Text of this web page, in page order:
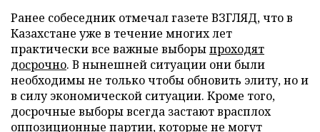
Ранее собеседник отмечал газете ВЗГЛЯД, что в
Казахстане уже в течение многих лет
практически все важные выборыпроходят
досрочно. В нынешней ситуации они были
необходимы не только чтобы обновить элиту, но и
в силу экономической ситуации. Кроме того,
досрочные выборы всегда застают врасплох
оппозиционные партии, которые не могут